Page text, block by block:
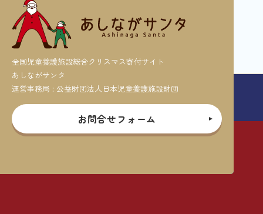
全国児童養護施設総合クリスマス寄付サイト
あしながサンタ
運営事務局 : 公益財団法人日本児童養護施設財団
お問合せフォーム